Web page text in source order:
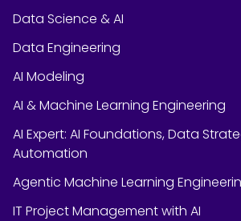
Data Science & AI
Data Engineering
AI Modeling
AI & Machine Learning Engineering
AI Expert: AI Foundations, Data
Automation
Agentic Machine Learning
IT Project Management with AI